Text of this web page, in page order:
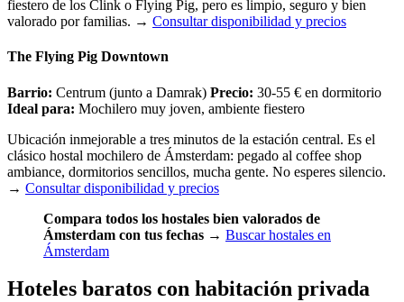
fiestero de los Clink o Flying Pig, pero es limpio, seguro y bien
valorado por familias. → Consultar disponibilidad y precios
The Flying Pig Downtown
Barrio: Centrum (junto a Damrak) Precio: 30-55 € en dormitorio
Ideal para: Mochilero muy joven, ambiente fiestero
Ubicación inmejorable a tres minutos de la estación central. Es el
clásico hostal mochilero de Ámsterdam: pegado al coffee shop
ambiance, dormitorios sencillos, mucha gente. No esperes silencio.
→ Consultar disponibilidad y precios
Compara todos los hostales bien valorados de
Ámsterdam con tus fechas → Buscar hostales en
Ámsterdam
Hoteles baratos con habitación privada